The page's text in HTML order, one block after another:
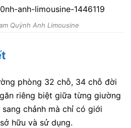
Quỳnh Anh Limousine
phòng 32 chỗ, 34 chỗ đời
riêng biệt giữa từng giường
chảnh mà chỉ có giới
hữu và sử dụng.